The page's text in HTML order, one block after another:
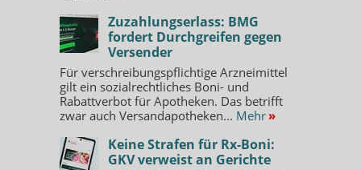
Zuzahlungserlass: BMG
fordert Durchgreifen gegen
Versender
Für verschreibungspflichtige Arzneimittel
gilt ein sozialrechtliches Boni- und
Rabattverbot für Apotheken. Das betrifft
zwar auch Versandapotheken... Mehr »
Keine Strafen für Rx-Boni:
GKV verweist an Gerichte